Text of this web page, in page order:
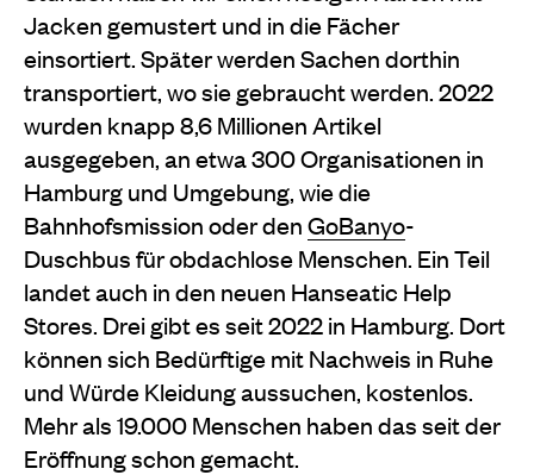
Jacken gemustert und in die Fächer
einsortiert. Später werden Sachen dorthin
transportiert, wo sie gebraucht werden. 2022
wurden knapp 8,6 Millionen Artikel
ausgegeben, an etwa 300 Organisationen in
Hamburg und Umgebung, wie die
Bahnhofsmission oder denGoBanyo-
Duschbus für obdachlose Menschen. Ein Teil
landet auch in den neuen Hanseatic Help
Stores. Drei gibt es seit 2022 in Hamburg. Dort
können sich Bedürftige mit Nachweis in Ruhe
und Würde Kleidung aussuchen, kostenlos.
Mehr als 19.000 Menschen haben das seit der
Eröffnung schon gemacht.